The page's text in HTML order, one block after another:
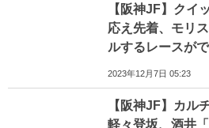
【阪神JF】ク
応え先着、モリ
ルするレースがで
2023年12月7日 05:23
【阪神JF】カル
軽々登坂、酒井